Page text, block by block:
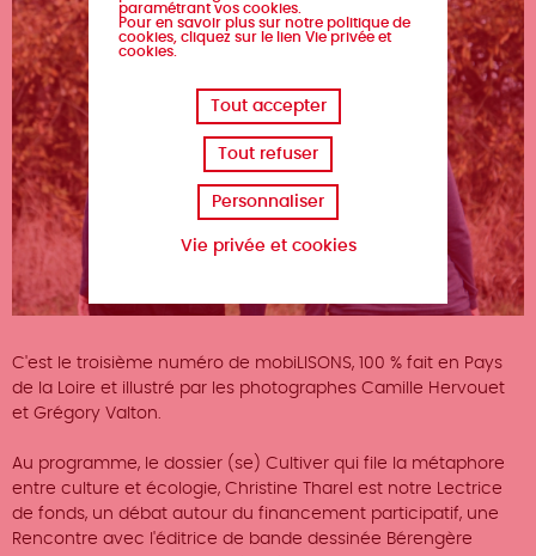
C'est le troisième numéro de mobiLISONS, 100 % fait en Pays
de la Loire et illustré par les photographes Camille Hervouet
et Grégory Valton.
Au programme, le dossier (se) Cultiver qui file la métaphore
entre culture et écologie, Christine Tharel est notre Lectrice
de fonds, un débat autour du financement participatif, une
Rencontre avec l'éditrice de bande dessinée Bérengère
paramétrant vos cookies.
Pour en savoir plus sur notre politique de
cookies, cliquez sur le lien Vie privée et
cookies.
Tout accepter
Tout refuser
Personnaliser
Vie privée et cookies